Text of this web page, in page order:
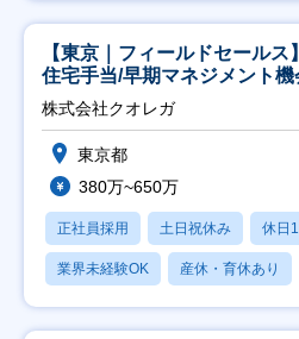
【東京｜フィールドセール
住宅手当/早期マネジメント機
株式会社クオレガ
東京都
380万~650万
正社員採用 土日祝休み 休日
業界未経験OK 産休・育休あり